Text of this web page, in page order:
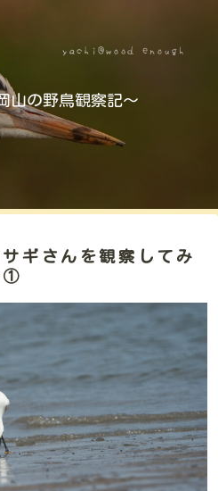
山の野鳥観察記～
ギさんを観察してみ
①